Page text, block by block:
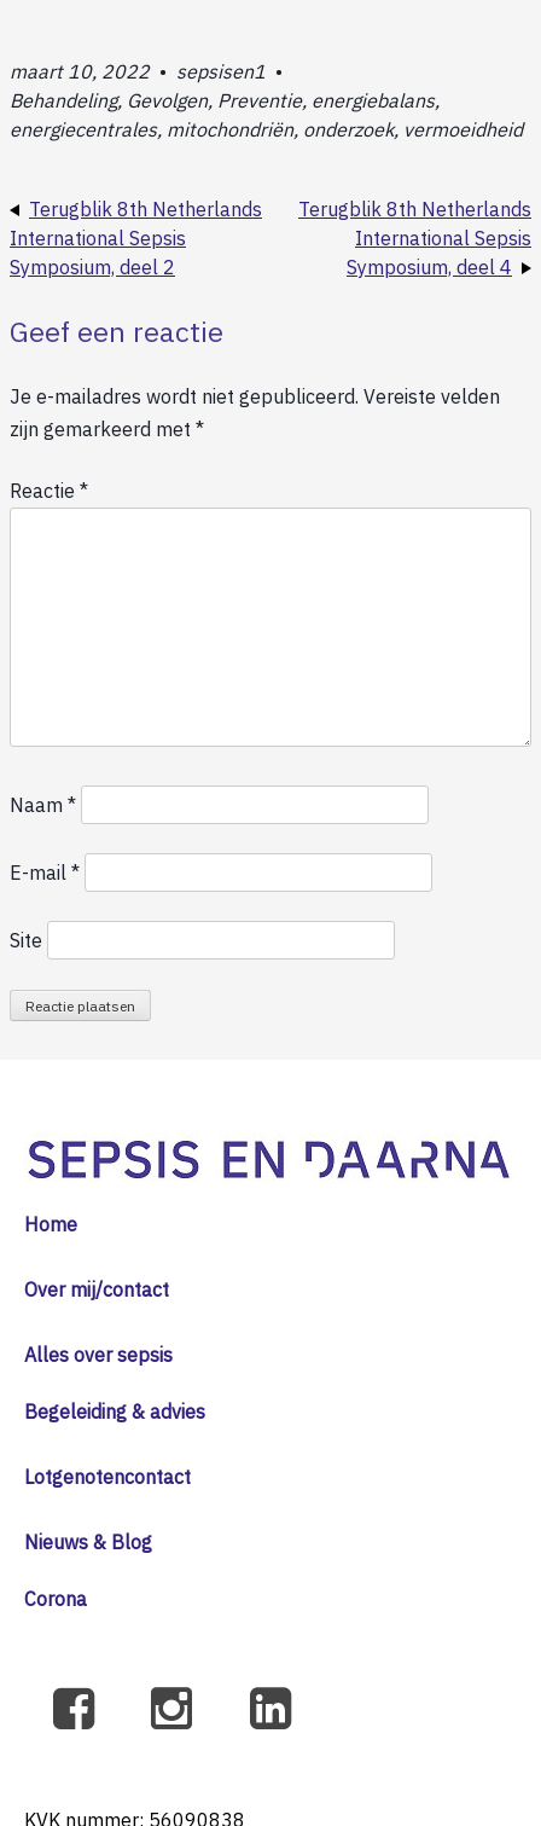
maart 10, 2022 • sepsisen1 •
Behandeling, Gevolgen, Preventie, energiebalans,
energiecentrales, mitochondriën, onderzoek, vermoeidheid
Terugblik 8th Netherlands
International Sepsis
Symposium, deel 2
Terugblik 8th Netherlands
International Sepsis
Symposium, deel 4
Geef een reactie
Je e-mailadres wordt niet gepubliceerd. Vereiste velden
zijn gemarkeerd met *
Reactie *
Naam *
E-mail *
Site
Home
Over mij/contact
Alles over sepsis
Begeleiding & advies
Lotgenotencontact
Nieuws & Blog
Corona
KVK nummer: 56090838